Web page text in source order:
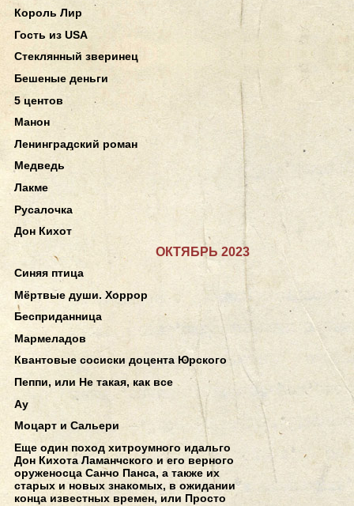
Король Лир
Гость из USA
Стеклянный зверинец
Бешеные деньги
5 центов
Манон
Ленинградский роман
Медведь
Лакме
Русалочка
Дон Кихот
ОКТЯБРЬ 2023
Синяя птица
Мёртвые души. Хоррор
Бесприданница
Мармеладов
Квантовые сосиски доцента Юрского
Пеппи, или Не такая, как все
Ау
Моцарт и Сальери
Еще один поход хитроумного идальго
Дон Кихота Ламанчского и его верного
оруженосца Санчо Панса, а также их
старых и новых знакомых, в ожидании
конца известных времен, или Просто